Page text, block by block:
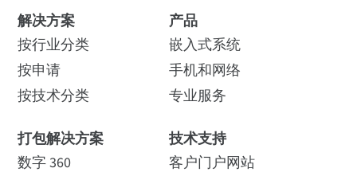
解决方案
按行业分类
按申请
按技术分类
打包解决方案
数字 360
产品
嵌入式系统
手机和网络
专业服务
技术支持
客户门户网站